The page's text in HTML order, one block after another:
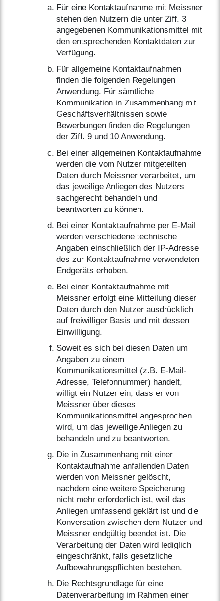
Für eine Kontaktaufnahme mit Meissner
stehen den Nutzern die unter Ziff. 3
angegebenen Kommunikationsmittel mit
den entsprechenden Kontaktdaten zur
Verfügung.
Für allgemeine Kontaktaufnahmen
finden die folgenden Regelungen
Anwendung. Für sämtliche
Kommunikation in Zusammenhang mit
Geschäftsverhältnissen sowie
Bewerbungen finden die Regelungen
der Ziff. 9 und 10 Anwendung.
Bei einer allgemeinen Kontaktaufnahme
werden die vom Nutzer mitgeteilten
Daten durch Meissner verarbeitet, um
das jeweilige Anliegen des Nutzers
sachgerecht behandeln und
beantworten zu können.
Bei einer Kontaktaufnahme per E-Mail
werden verschiedene technische
Angaben einschließlich der IP-Adresse
des zur Kontaktaufnahme verwendeten
Endgeräts erhoben.
Bei einer Kontaktaufnahme mit
Meissner erfolgt eine Mitteilung dieser
Daten durch den Nutzer ausdrücklich
auf freiwilliger Basis und mit dessen
Einwilligung.
Soweit es sich bei diesen Daten um
Angaben zu einem
Kommunikationsmittel (z.B. E-Mail-
Adresse, Telefonnummer) handelt,
willigt ein Nutzer ein, dass er von
Meissner über dieses
Kommunikationsmittel angesprochen
wird, um das jeweilige Anliegen zu
behandeln und zu beantworten.
Die in Zusammenhang mit einer
Kontaktaufnahme anfallenden Daten
werden von Meissner gelöscht,
nachdem eine weitere Speicherung
nicht mehr erforderlich ist, weil das
Anliegen umfassend geklärt ist und die
Konversation zwischen dem Nutzer und
Meissner endgültig beendet ist. Die
Verarbeitung der Daten wird lediglich
eingeschränkt, falls gesetzliche
Aufbewahrungspflichten bestehen.
Die Rechtsgrundlage für eine
Datenverarbeitung im Rahmen einer